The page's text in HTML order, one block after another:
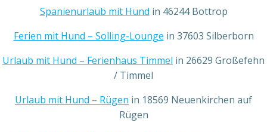
Spanienurlaub mit Hund in 46244 Bottrop
Ferien mit Hund – Solling-Lounge in 37603 Silberborn
Urlaub mit Hund – Ferienhaus Timmel in 26629 Großefehn
/ Timmel
Urlaub mit Hund – Rügen in 18569 Neuenkirchen auf
Rügen